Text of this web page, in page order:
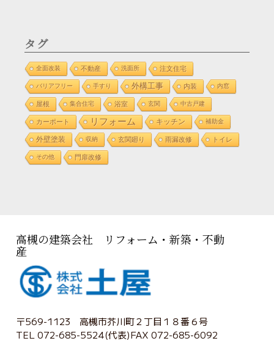
タグ
全面改装 不動産 洗面所 注文住宅
バリアフリー 手すり 外構工事 内装 内窓
屋根 集合住宅 浴室 玄関 中古戸建
カーポート リフォーム キッチン 補助金
外壁塗装 収納 玄関廻り 雨漏改修 トイレ
その他 門扉改修
高槻の建築会社 リフォーム・新築・不動
産
〒569-1123 高槻市芥川町２丁目１８番６号
TEL 072-685-5524(代表)FAX 072-685-6092